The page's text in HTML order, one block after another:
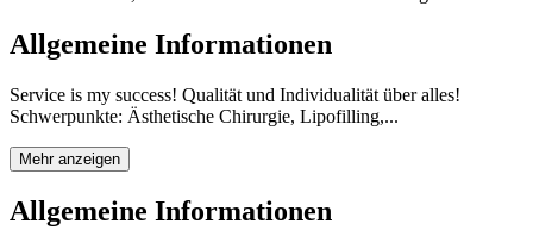
Allgemeine Informationen
Service is my success! Qualität und Individualität über alles!
Schwerpunkte: Ästhetische Chirurgie, Lipofilling,...
Mehr anzeigen
Allgemeine Informationen